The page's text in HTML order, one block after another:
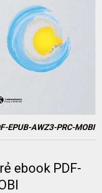
EPUB-AWZ3-PRC-MOBI
ebook PDF-